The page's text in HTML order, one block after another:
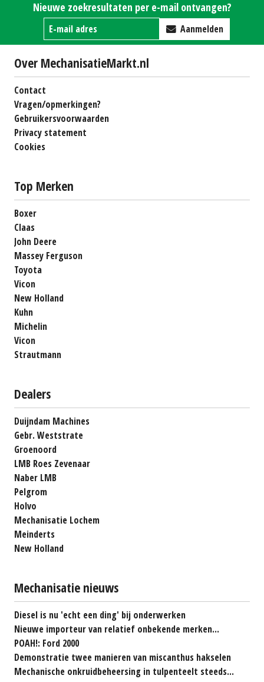
Nieuwe zoekresultaten per e-mail ontvangen?
Aanmelden
Over MechanisatieMarkt.nl
Contact
Vragen/opmerkingen?
Gebruikersvoorwaarden
Privacy statement
Cookies
Top Merken
Boxer
Claas
John Deere
Massey Ferguson
Toyota
Vicon
New Holland
Kuhn
Michelin
Vicon
Strautmann
Dealers
Duijndam Machines
Gebr. Weststrate
Groenoord
LMB Roes Zevenaar
Naber LMB
Pelgrom
Holvo
Mechanisatie Lochem
Meinderts
New Holland
Mechanisatie nieuws
Diesel is nu 'echt een ding' bij onderwerken
Nieuwe importeur van relatief onbekende merken...
POAH!: Ford 2000
Demonstratie twee manieren van miscanthus hakselen
Mechanische onkruidbeheersing in tulpenteelt steeds...